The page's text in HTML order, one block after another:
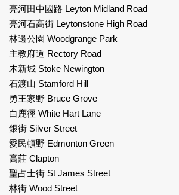
亮河田中國路 Leyton Midland Road
亮河石高街 Leytonstone High Road
林邊公園 Woodgrange Park
主教府道 Rectory Road
木新城 Stoke Newington
石渡山 Stamford Hill
勇王家野 Bruce Grove
白鹿徑 White Hart Lane
銀街 Silver Street
愛民頓野 Edmonton Green
高莊 Clapton
聖占士街 St James Street
林街 Wood Street